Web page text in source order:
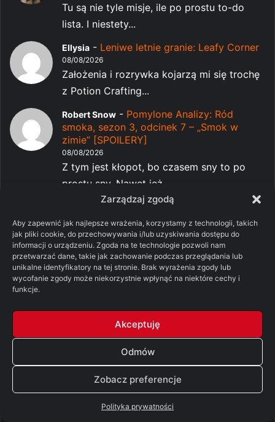
Zarządzaj zgodą
Aby zapewnić jak najlepsze wrażenia, korzystamy z technologii, takich
jak pliki cookie, do przechowywania i/lub uzyskiwania dostępu do
informacji o urządzeniu. Zgoda na te technologie pozwoli nam
przetwarzać dane, takie jak zachowanie podczas przeglądania lub
unikalne identyfikatory na tej stronie. Brak wyrażenia zgody lub
wycofanie zgody może niekorzystnie wpłynąć na niektóre cechy i
funkcje.
Akceptuję
Odmów
Zobacz preferencje
Polityka prywatności
Tu są nie tyle misje, ile po prostu to-do
lista. I niestety...
Ellysia - Leniwe letnie granie: Leafy Corner
08/08/2026
Założenia i rozrywka kojarzą mi się trochę
z Potion Crafting...
Robert Snow - Pomylone Analizy: Ród
smoka, sezon 3, odcinek 7 – „Smok w
zimie” [SPOILERY]
08/08/2026
Z tym jest kłopot, bo czasem sny to po
prostu sny. Nawet jeż...
-Pomylone Analizy: Ród smoka,
sezon 3, odcinek 7 – „Smok w zimie”
[SPOILERY]
08/08/2026
Zostaje Aemon. I tak: wszystko wskazuje
na to, że on ma sny...
sezon 3, odcinek 7 – „Smok w zimie”
[SPOILERY]
08/08/2026
Z Daenerys sprawa jest jeszcze
trudniejsza. Masz rację co do...
Dżądżen -Pomylone Analizy: Ród smoka,
sezon 3, odcinek 7 – „Smok w zimie”